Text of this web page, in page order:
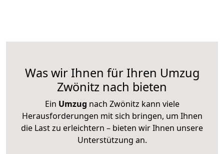
Was wir Ihnen für Ihren Umzug
Zwönitz nach bieten
Ein Umzug nach Zwönitz kann viele
Herausforderungen mit sich bringen, um Ihnen
die Last zu erleichtern – bieten wir Ihnen unsere
Unterstützung an.